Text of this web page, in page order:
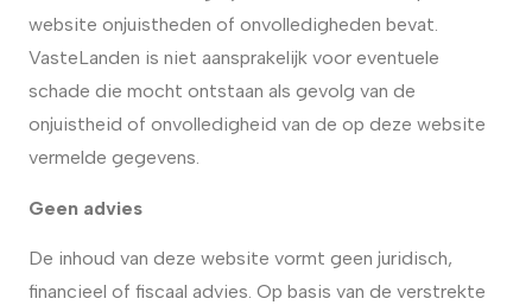
website onjuistheden of onvolledigheden bevat.
VasteLanden is niet aansprakelijk voor eventuele
schade die mocht ontstaan als gevolg van de
onjuistheid of onvolledigheid van de op deze website
vermelde gegevens.
Geen advies
De inhoud van deze website vormt geen juridisch,
financieel of fiscaal advies. Op basis van de verstrekte